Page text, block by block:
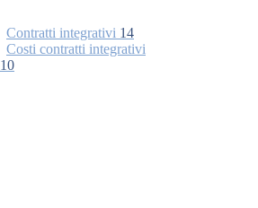
Contratti integrativi 14
Costi contratti integrativi
10